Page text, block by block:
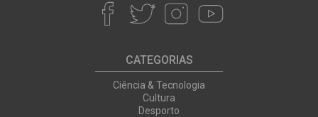
CATEGORIAS
Ciência & Tecnologia
Cultura
Desporto